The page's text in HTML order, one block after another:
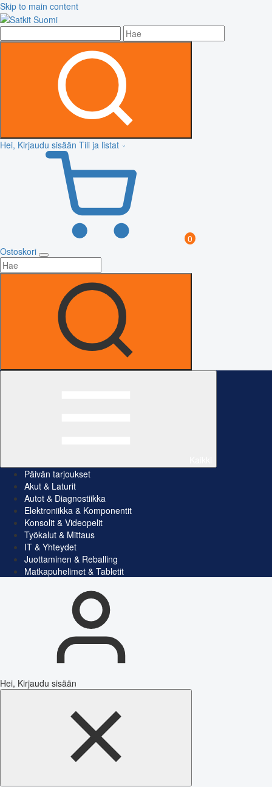
Skip to main content
Hei, Kirjaudu sisään Tili ja listat
0
Ostoskori
Päivän tarjoukset
Akut & Laturit
Autot & Diagnostiikka
Elektroniikka & Komponentit
Konsolit & Videopelit
Työkalut & Mittaus
IT & Yhteydet
Juottaminen & Reballing
Matkapuhelimet & Tabletit
Hei, Kirjaudu sisään